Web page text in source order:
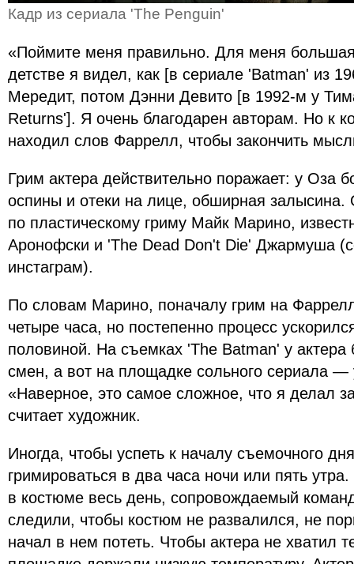
Кадр из сериала 'The Penguin'
«Поймите меня правильно. Для меня большая
детстве я видел, как [в сериале 'Batman' из
Мередит, потом Дэнни Девито [в 1992-м у
Returns']. Я очень благодарен авторам. Но к
находил слов Фаррелл, чтобы закончить
Грим актера действительно поражает: у Оза
оспины и отеки на лице, обширная залысина.
по пластическому гриму Майк Марино,
Аронофски и 'The Dead Don't Die' Джармуша
инстаграм).
По словам Марино, поначалу грим на
четыре часа, но постепенно процесс
половиной. На съемках 'The Batman' у актера
смен, а вот на площадке сольного сериала —
«Наверное, это самое сложное, что я делал
считает художник.
Иногда, чтобы успеть к началу съемочного
гримироваться в два часа ночи или пять
в костюме весь день, сопровождаемый
следили, чтобы костюм не развалился, не
начал в нем потеть. Чтобы актера не хватил